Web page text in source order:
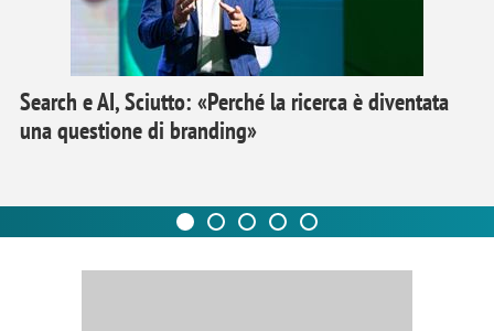
Search e AI, Sciutto: «Perché la ricerca è diventata
una questione di branding»